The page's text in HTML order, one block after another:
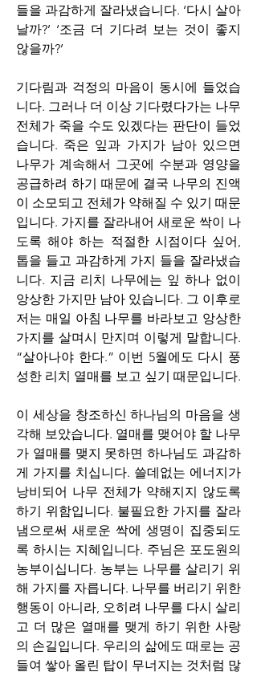
들을 과감하게 잘라냈습니다. ‘다시 살아
날까?’ ‘조금 더 기다려 보는 것이 좋지
않을까?’
기다림과 걱정의 마음이 동시에 들었습
니다. 그러나 더 이상 기다렸다가는 나무
전체가 죽을 수도 있겠다는 판단이 들었
습니다. 죽은 잎과 가지가 남아 있으면
나무가 계속해서 그곳에 수분과 영양을
공급하려 하기 때문에 결국 나무의 진액
이 소모되고 전체가 약해질 수 있기 때문
입니다. 가지를 잘라내어 새로운 싹이 나
도록 해야 하는 적절한 시점이다 싶어,
톱을 들고 과감하게 가지 들을 잘라냈습
니다. 지금 리치 나무에는 잎 하나 없이
앙상한 가지만 남아 있습니다. 그 이후로
저는 매일 아침 나무를 바라보고 앙상한
가지를 살며시 만지며 이렇게 말합니다.
“살아나야 한다.” 이번 5월에도 다시 풍
성한 리치 열매를 보고 싶기 때문입니다.
이 세상을 창조하신 하나님의 마음을 생
각해 보았습니다. 열매를 맺어야 할 나무
가 열매를 맺지 못하면 하나님도 과감하
게 가지를 치십니다. 쓸데없는 에너지가
낭비되어 나무 전체가 약해지지 않도록
하기 위함입니다. 불필요한 가지를 잘라
냄으로써 새로운 싹에 생명이 집중되도
록 하시는 지혜입니다. 주님은 포도원의
농부이십니다. 농부는 나무를 살리기 위
해 가지를 자릅니다. 나무를 버리기 위한
행동이 아니라, 오히려 나무를 다시 살리
고 더 많은 열매를 맺게 하기 위한 사랑
의 손길입니다. 우리의 삶에도 때로는 공
들여 쌓아 올린 탑이 무너지는 것처럼 많